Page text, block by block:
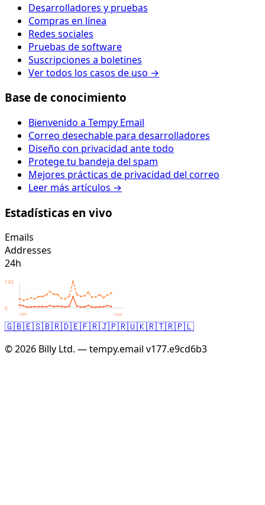
Desarrolladores y pruebas
Compras en línea
Redes sociales
Pruebas de software
Suscripciones a boletines
Ver todos los casos de uso →
Base de conocimiento
Bienvenido a Tempy Email
Correo desechable para desarrolladores
Diseño con privacidad ante todo
Protege tu bandeja del spam
Mejores prácticas de privacidad del correo
Leer más artículos →
Estadísticas en vivo
Emails
Addresses
24h
144
0
24h now
🇬🇧🇪🇸🇧🇷🇩🇪🇫🇷🇯🇵🇷🇺🇰🇷🇹🇷🇵🇱
© 2026 Billy Ltd. — tempy.email v177.e9cd6b3